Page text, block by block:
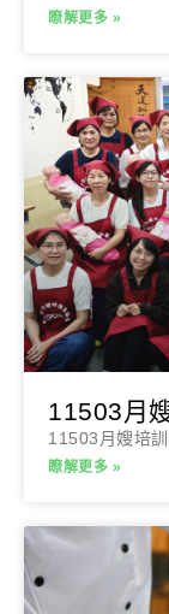
瞭解更多 »
11503月
11503月嫂培
瞭解更多 »